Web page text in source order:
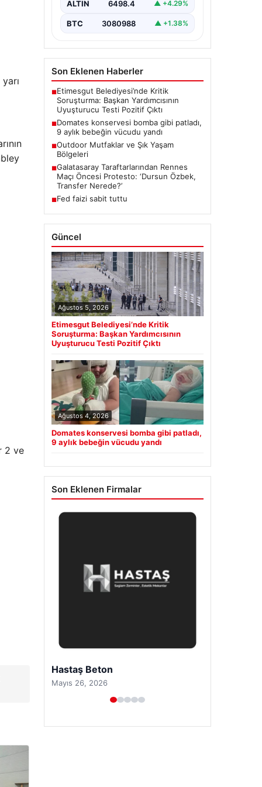
2 ve
ALTIN 6498.4 ▲ +4.29%
BTC 3080988 ▲ +1.38%
Son Eklenen Haberler
■Etimesgut Belediyesi’nde Kritik
Soruşturma: Başkan Yardımcısının
Uyuşturucu Testi Pozitif Çıktı
■Domates konservesi bomba gibi patladı,
9 aylık bebeğin vücudu yandı
■Outdoor Mutfaklar ve Şık Yaşam
Bölgeleri
■Galatasaray Taraftarlarından Rennes
Maçı Öncesi Protesto: ‘Dursun Özbek,
Transfer Nerede?’
■Fed faizi sabit tuttu
Güncel
Ağustos 5, 2026
Etimesgut Belediyesi’nde Kritik
Soruşturma: Başkan Yardımcısının
Uyuşturucu Testi Pozitif Çıktı
Ağustos 4, 2026
Domates konservesi bomba gibi patladı,
9 aylık bebeğin vücudu yandı
Son Eklenen Firmalar
Prenses Night Club
Nisan 29, 2026